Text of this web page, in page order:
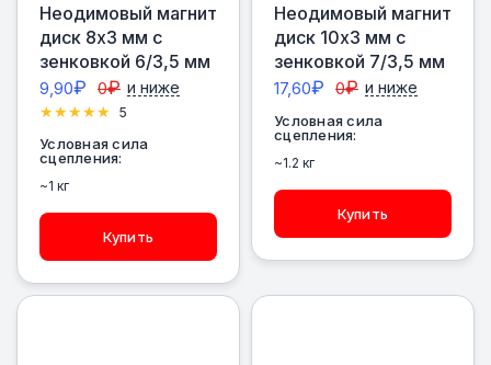
Неодимовый магнит
диск 8х3 мм с
зенковкой 6/3,5 мм
9,90₽ 0₽ и ниже
5
Условная сила
сцепления:
~1 кг
Купить
Неодимовый магнит
диск 10х3 мм с
зенковкой 7/3,5 мм
17,60₽ 0₽ и ниже
Условная сила
сцепления:
~1.2 кг
Купить